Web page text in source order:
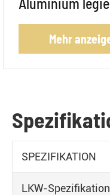
Mehr
SPEZIFIKATION
LKW-Spezifikation